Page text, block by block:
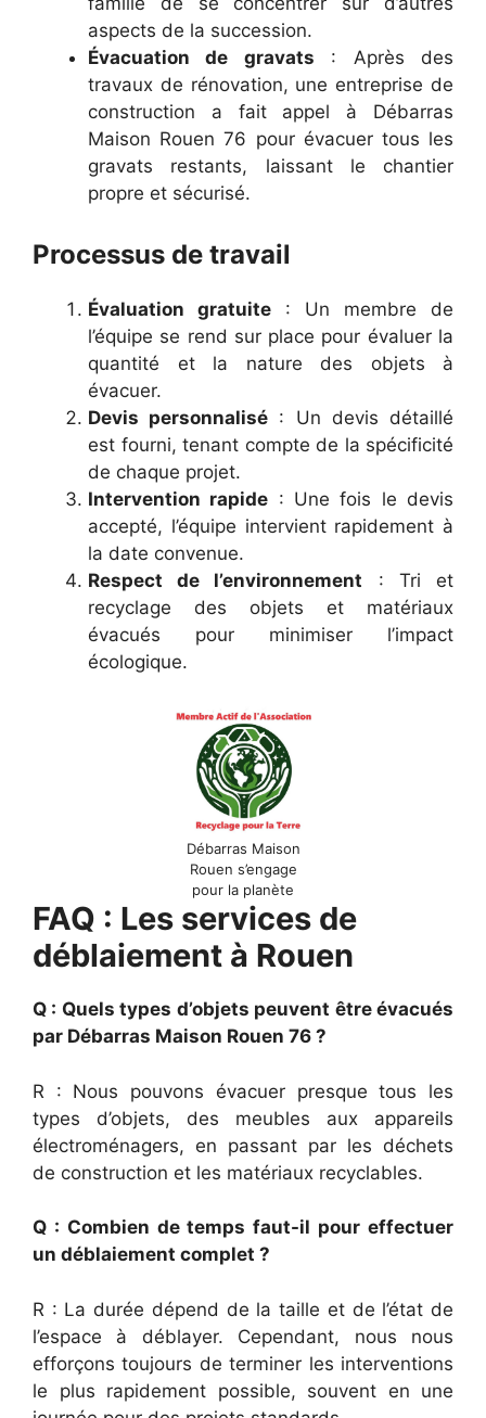
aspects de la succession.
Évacuation de gravats : Après des
travaux de rénovation, une entreprise de
construction a fait appel à Débarras
Maison Rouen 76 pour évacuer tous les
gravats restants, laissant le chantier
propre et sécurisé.
Processus de travail
Évaluation gratuite : Un membre de
l’équipe se rend sur place pour évaluer la
quantité et la nature des objets à
évacuer.
Devis personnalisé : Un devis détaillé
est fourni, tenant compte de la spécificité
de chaque projet.
Intervention rapide : Une fois le devis
accepté, l’équipe intervient rapidement à
la date convenue.
Respect de l’environnement : Tri et
recyclage des objets et matériaux
évacués pour minimiser l’impact
écologique.
Débarras Maison
Rouen s’engage
pour la planète
FAQ : Les services de
déblaiement à Rouen
Q : Quels types d’objets peuvent être évacués
par Débarras Maison Rouen 76 ?
R : Nous pouvons évacuer presque tous les
types d’objets, des meubles aux appareils
électroménagers, en passant par les déchets
de construction et les matériaux recyclables.
Q : Combien de temps faut-il pour effectuer
un déblaiement complet ?
R : La durée dépend de la taille et de l’état de
l’espace à déblayer. Cependant, nous nous
efforçons toujours de terminer les interventions
le plus rapidement possible, souvent en une